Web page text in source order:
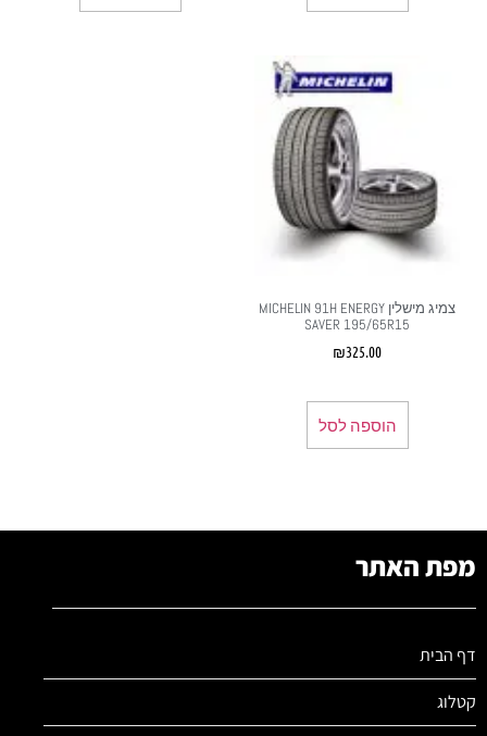
צמיג מישלין MICHELIN 91H ENERGY
SAVER 195/65R15
₪325.00
הוספה לסל
מפת האתר
דף הבית
קטלוג